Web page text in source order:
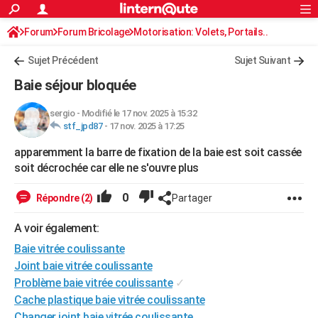
ACTUALITÉS
Politique
Société
Faits Divers
Education
Monde
Villes
+
FINANCE
Retraite
Impôts
Epargne
Immobilier
Risques naturels par ville
Banque
Assurance
Crédit
AUTO
Essais
Réserver un essai
Citadines
Berlines
SUV
Forum auto
+HIGH-TECH
BRICOLAGE
Guides de France
Escapades
Patrimoine
Expositions
Musées
Week-end nature
+LIFESTYLE
Art de vivre
Bien-être
Loisirs
Mode
Modes de vie
SANTE
Alimentation
Guide de la santé
Maladies
Médicaments
Sommeil
VOYAGE
Rechercher
S'inscrire
Connexion
Forum Forum Bricolage Motorisation: Volets, Portails..
Sujet Précédent Sujet Suivant
Baie séjour bloquée
sergio- Modifié le 17 nov. 2025 à 15:32
stf_jpd87- 17 nov. 2025 à 17:25
apparemment la barre de fixation de la baie est soit cassée
soit décrochée car elle ne s'ouvre plus
Répondre (2) 0 Partager
A voir également:
Baie vitrée coulissante
Joint baie vitrée coulissante
Problème baie vitrée coulissante ✓
Cache plastique baie vitrée coulissante